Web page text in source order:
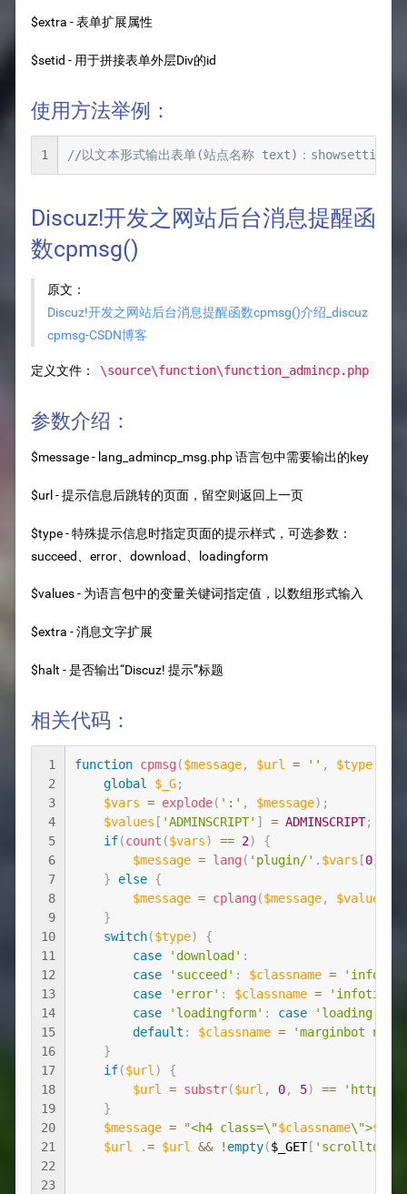
$extra - 表单扩展属性
$setid - 用于拼接表单外层Div的id
使用方法举例：
1 //以文本形式输出表单(站点名称 text)：
Discuz!开发之网站后台消息提醒函
数cpmsg()
原文：
Discuz!开发之网站后台消息提醒函数cpmsg()介绍_discuz
cpmsg-CSDN博客
定义文件： \source\function\function_admincp.php
参数介绍：
$message - lang_admincp_msg.php 语言包中需要输出的key
$url - 提示信息后跳转的页面，留空则返回上一页
$type - 特殊提示信息时指定页面的提示样式，可选参数：
succeed、error、download、loadingform
$values - 为语言包中的变量关键词指定值，以数组形式输入
$extra - 消息文字扩展
$halt - 是否输出“Discuz! 提示”标题
相关代码：
1
2
3
4
5
6
7
8
9
10
11
12
13
14
15
16
17
18
19
20
21
22
23
function cpmsg ($message, $url = '' , $type
global
$_G;
$vars = explode( ':' , $message) ;
$values [ 'ADMINSCRIPT' ] = ADMINSCRIPT;
if(count ($vars) == 2)
{
$message = lang ( 'plugin/' . $vars [0]
}
else {
$message = cplang ($message, $values
}
switch($type)
{
case
'download' :
case
'succeed' : $classname =
case
'error' : $classname =
case
'loadingform' : case 'loading'
default : $classname =
'marginbot
}
if($url)
{
$url = substr($url , 0, 5) == 'http:'
}
$message = "<h4 class=\"$classname\">
$url
.= $url && ! empty($_GET[ 'scrolltop'